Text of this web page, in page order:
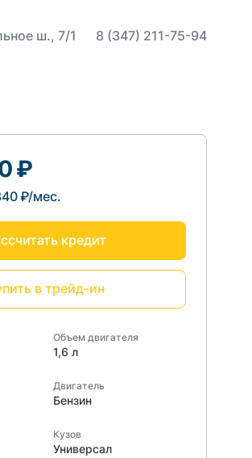
ш., 7/1 8 (347) 211-75-94
₽
₽/мес.
кредит
в трейд-ин
Объем двигателя
1,6 л
Двигатель
Бензин
Кузов
Универсал